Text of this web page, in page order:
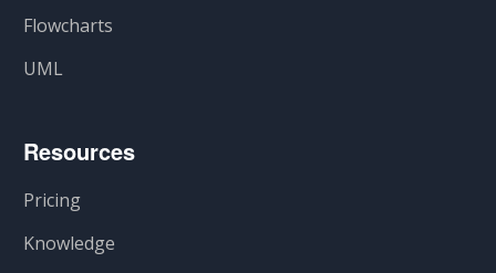
Flowcharts
UML
Resources
Pricing
Knowledge